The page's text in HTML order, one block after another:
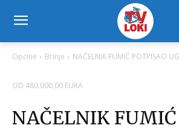
Općine Brinje NAČELNIK FUMIĆ POTPISAO
OD 480.000,00 EURA
NAČELNIK FUMIĆ